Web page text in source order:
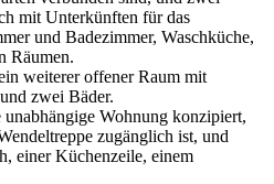
mit Unterkünften für das
und Badezimmer, Waschküche,
Räumen.
weiterer offener Raum mit
zwei Bäder.
Wohnung konzipiert,
zugänglich ist, und
einer Küchenzeile, einem